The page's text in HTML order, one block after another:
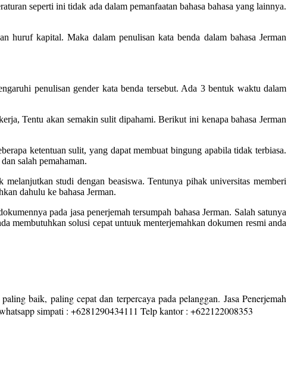
seperti ini tidak ada dalam pemanfaatan bahasa bahasa yang lainnya.
huruf kapital. Maka dalam penulisan kata benda dalam bahasa Jerman
penulisan gender kata benda tersebut. Ada 3 bentuk waktu dalam
Tentu akan semakin sulit dipahami. Berikut ini kenapa bahasa Jerman
ketentuan sulit, yang dapat membuat bingung apabila tidak terbiasa.
salah pemahaman.
studi dengan beasiswa. Tentunya pihak universitas memberi
dahulu ke bahasa Jerman.
pada jasa penerjemah tersumpah bahasa Jerman. Salah satunya
membutuhkan solusi cepat untuuk menterjemahkan dokumen resmi anda
baik, paling cepat dan terpercaya pada pelanggan. Jasa Penerjemah
simpati : +6281290434111 Telp kantor : +622122008353